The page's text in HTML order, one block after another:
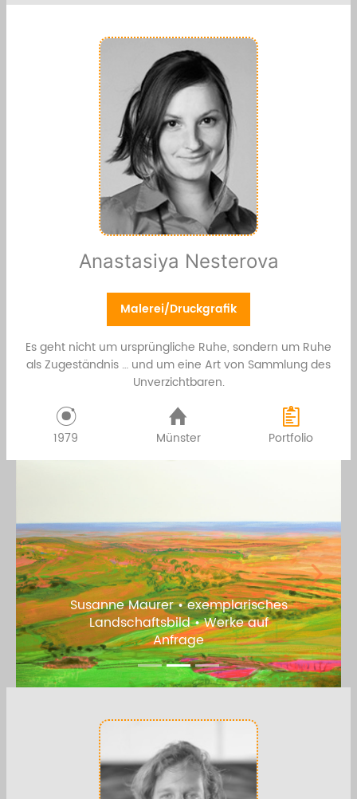
Anastasiya Nesterova
Malerei/Druckgrafik
Es geht nicht um ursprüngliche Ruhe, sondern um Ruhe
als Zugeständnis … und um eine Art von Sammlung des
Unverzichtbaren.
1979 Münster Portfolio
Anastasiya Nesterova • Apfelblüte
• 2023 • Ölfarbe auf Leinen • 100 x
150 cm
Previous Next